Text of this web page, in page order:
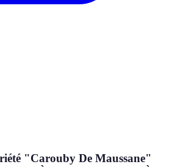
"Carouby De Maussane"